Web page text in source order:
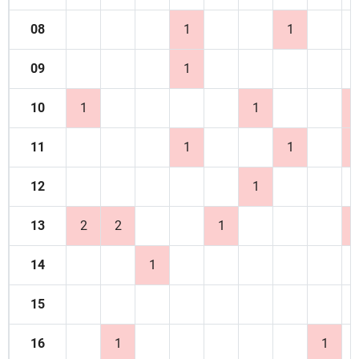
08 1 1
09 1
10 1 1
11 1 1
12 1
13 2 2 1
14 1
15
16 1 1